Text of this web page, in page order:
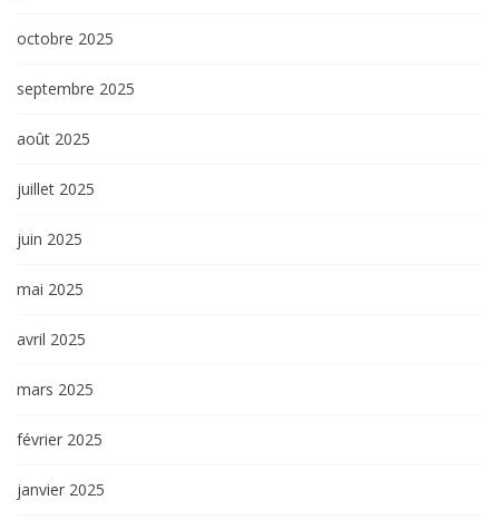
octobre 2025
septembre 2025
août 2025
juillet 2025
juin 2025
mai 2025
avril 2025
mars 2025
février 2025
janvier 2025